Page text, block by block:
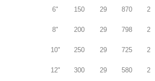
6" 150 29 870 2
8" 200 29 798 2
10" 250 29 725 2
12" 300 29 580 2